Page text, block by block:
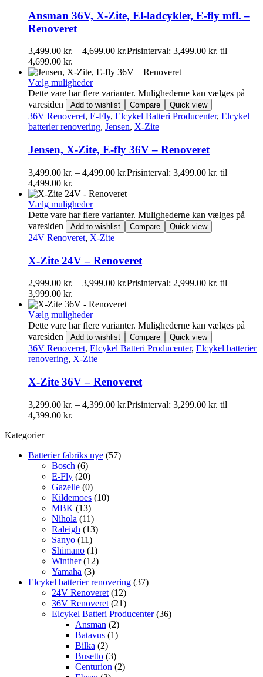
Ansman 36V, X-Zite, El-ladcykler, E-fly mfl. –
Renoveret
3,499.00 kr. – 4,699.00 kr.Prisinterval: 3,499.00 kr. til
4,699.00 kr.
Vælg muligheder
Dette vare har flere varianter. Mulighederne kan vælges på
varesiden
Add to wishlist Compare Quick view
36V Renoveret, E-Fly, Elcykel Batteri Producenter, Elcykel
batterier renovering, Jensen, X-Zite
Jensen, X-Zite, E-fly 36V – Renoveret
3,499.00 kr. – 4,499.00 kr.Prisinterval: 3,499.00 kr. til
4,499.00 kr.
Vælg muligheder
Dette vare har flere varianter. Mulighederne kan vælges på
varesiden
Add to wishlist Compare Quick view
24V Renoveret, X-Zite
X-Zite 24V – Renoveret
2,999.00 kr. – 3,999.00 kr.Prisinterval: 2,999.00 kr. til
3,999.00 kr.
Vælg muligheder
Dette vare har flere varianter. Mulighederne kan vælges på
varesiden
Add to wishlist Compare Quick view
36V Renoveret, Elcykel Batteri Producenter, Elcykel batterier
renovering, X-Zite
X-Zite 36V – Renoveret
3,299.00 kr. – 4,399.00 kr.Prisinterval: 3,299.00 kr. til
4,399.00 kr.
Kategorier
Batterier fabriks nye (57)
Bosch (6)
E-Fly (20)
Gazelle (0)
Kildemoes (10)
MBK (13)
Nihola (11)
Raleigh (13)
Sanyo (11)
Shimano (1)
Winther (12)
Yamaha (3)
Elcykel batterier renovering (37)
24V Renoveret (12)
36V Renoveret (21)
Elcykel Batteri Producenter (36)
Ansman (2)
Batavus (1)
Bilka (2)
Busetto (3)
Centurion (2)